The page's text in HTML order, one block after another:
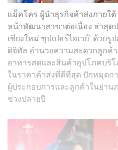
แม็คโคร ผู้นำธุรกิจค้าส่งภายใ
หน้าพัฒนาสาขาต่อเนื่อง ล่าสุด
เชียงใหม่ ซุปเปอร์ไฮเวย์’ ด้ว
ดิจิทัล อำนวยความสะดวกลูกค้
อาหารสดและสินค้าอุปโภคบริโ
ในราคาค้าส่งที่ดีที่สุด ปักหมุดกา
ผู้ประกอบการและลูกค้าในย่าน
ช่วงปลายปี